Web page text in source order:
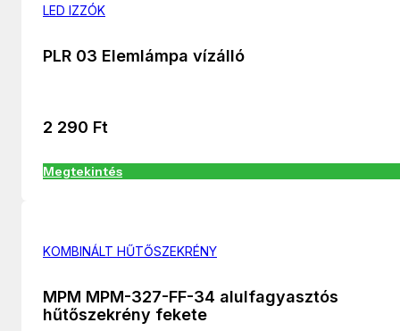
LED IZZÓK
PLR 03 Elemlámpa vízálló
2 290 Ft
Megtekintés
KOMBINÁLT HŰTŐSZEKRÉNY
MPM MPM-327-FF-34 alulfagyasztós
hűtőszekrény fekete